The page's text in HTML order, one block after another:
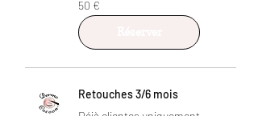
euros
50 €
Retouches 3/6 mois